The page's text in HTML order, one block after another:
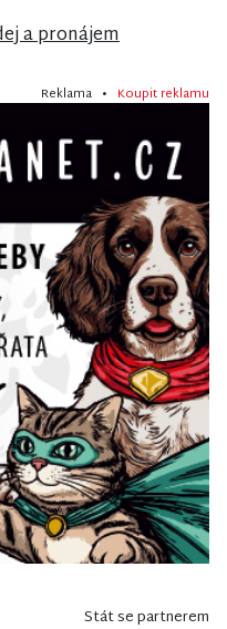
a pronájem
Reklama • Koupit reklamu
Stát se partnerem